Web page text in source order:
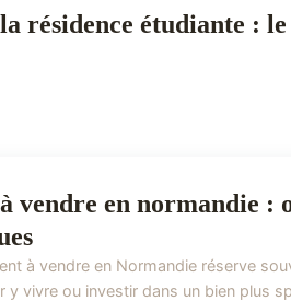
résidence étudiante :
vendre en normandie :
à vendre en Normandie réserve
y vivre ou investir dans un bien plus